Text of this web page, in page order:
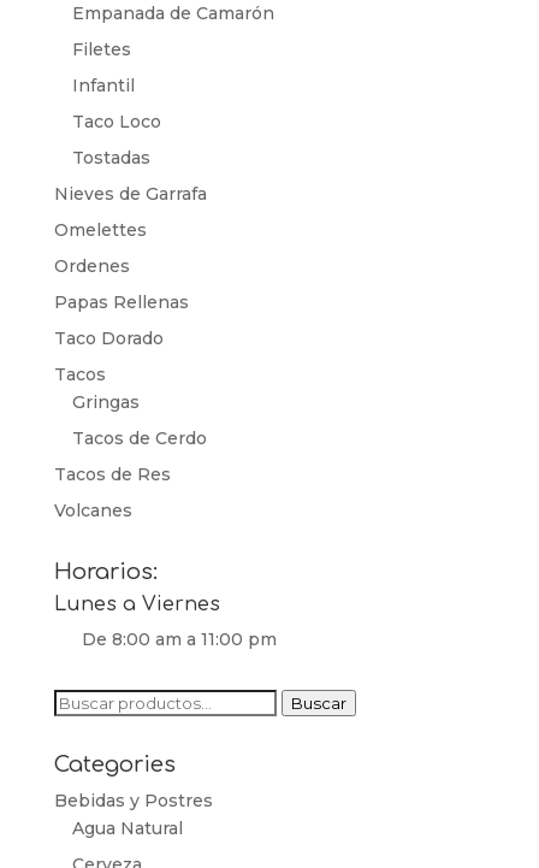
Empanada de Camarón
Filetes
Infantil
Taco Loco
Tostadas
Nieves de Garrafa
Omelettes
Ordenes
Papas Rellenas
Taco Dorado
Tacos
Gringas
Tacos de Cerdo
Tacos de Res
Volcanes
Horarios:
Lunes a Viernes
De 8:00 am a 11:00 pm
Buscar
Buscar
Categories
Bebidas y Postres
Agua Natural